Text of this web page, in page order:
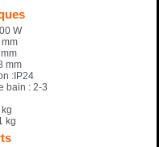
W
mm
:IP24
bain : 2-3
kg